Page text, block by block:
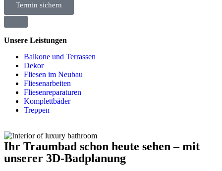
Termin sichern
Unsere Leistungen
Balkone und Terrassen
Dekor
Fliesen im Neubau
Fliesenarbeiten
Fliesenreparaturen
Komplettbäder
Treppen
Ihr Traumbad schon heute sehen – mit
unserer 3D-Badplanung